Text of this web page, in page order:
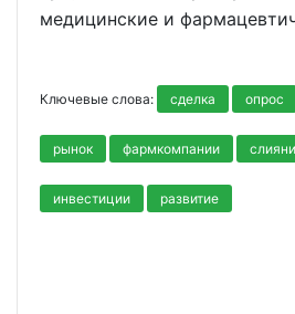
медицинские и
Ключевые слова: сделка опрос
рынок фармкомпании
инвестиции развитие